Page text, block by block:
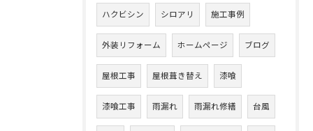
ハクビシン シロアリ 施工事例
外装リフォーム ホームページ ブログ
屋根工事 屋根葺き替え 漆喰
漆喰工事 雨漏れ 雨漏れ修繕 台風